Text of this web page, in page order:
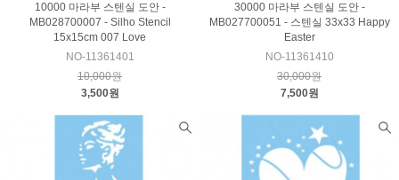
10000 마라부 스텐실 도안 -
MB028700007 - Silho Stencil
15x15cm 007 Love
NO-11361401
10,000원
3,500원
30000 마라부 스텐실 도안 -
MB027700051 - 스텐실 33x33 Happy
Easter
NO-11361410
30,000원
7,500원